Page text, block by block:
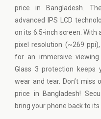
price in Bangladesh.
advanced IPS LCD
on its 6.5-inch screen. With
pixel resolution (~269
for an immersive viewing
Glass 3 protection keeps
wear and tear. Don’t miss
price in Bangladesh!
bring your phone back to